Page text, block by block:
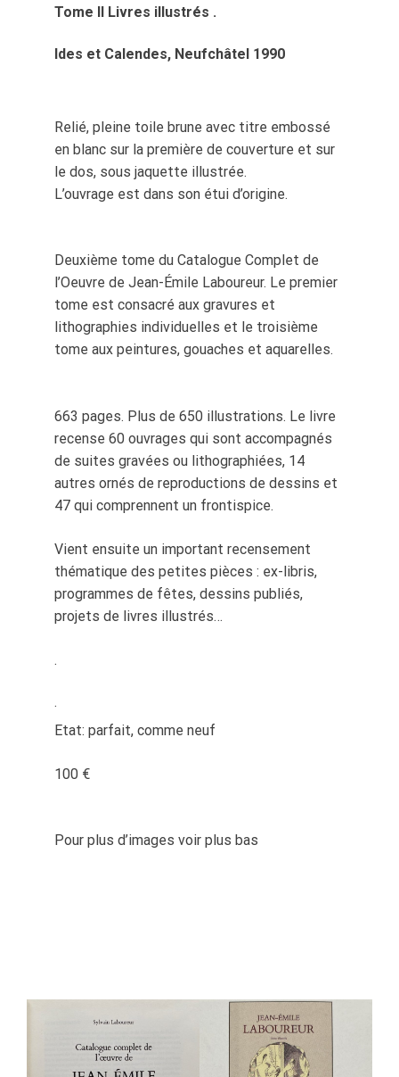
Tome II Livres illustrés .
Ides et Calendes, Neufchâtel 1990
Relié, pleine toile brune avec titre embossé
en blanc sur la première de couverture et sur
le dos, sous jaquette illustrée.
L’ouvrage est dans son étui d’origine.
Deuxième tome du Catalogue Complet de
l’Oeuvre de Jean-Émile Laboureur. Le premier
tome est consacré aux gravures et
lithographies individuelles et le troisième
tome aux peintures, gouaches et aquarelles.
663 pages. Plus de 650 illustrations. Le livre
recense 60 ouvrages qui sont accompagnés
de suites gravées ou lithographiées, 14
autres ornés de reproductions de dessins et
47 qui comprennent un frontispice.
Vient ensuite un important recensement
thématique des petites pièces : ex-libris,
programmes de fêtes, dessins publiés,
projets de livres illustrés…
.
.
Etat: parfait, comme neuf
100 €
Pour plus d’images voir plus bas